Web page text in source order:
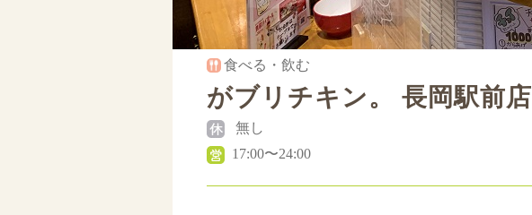
食べる・飲む
がブリチキン。 長岡駅前店
無し
17:00〜24:00